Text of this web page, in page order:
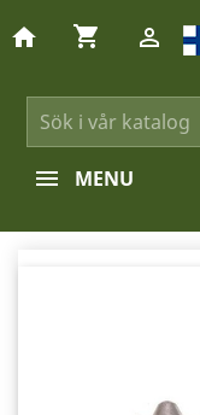
home shopping_cart 
MENU